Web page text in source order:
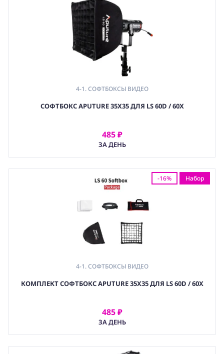
4-1. СОФТБОКСЫ ВИДЕО
СОФТБОКС APUTURE 35X35 ДЛЯ LS 60D / 60X
485 ₽
ЗА ДЕНЬ
АРЕНДОВАТЬ
-16% Набор
4-1. СОФТБОКСЫ ВИДЕО
КОМПЛЕКТ СОФТБОКС APUTURE 35X35 ДЛЯ LS 60D / 60X
485 ₽
ЗА ДЕНЬ
АРЕНДОВАТЬ